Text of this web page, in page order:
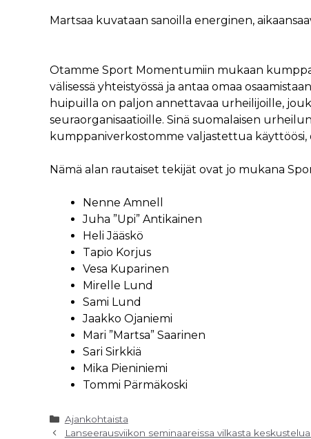
Martsaa kuvataan sanoilla energinen,
Otamme Sport Momentumiin mukaan
välisessä yhteistyössä ja antaa omaa
huipuilla on paljon annettavaa urheilijoille,
seuraorganisaatioille. Sinä suomalaisen
kumppaniverkostomme valjastettua
Nämä alan rautaiset tekijät ovat jo mukana
Nenne Amnell
Juha ”Upi” Antikainen
Heli Jääskö
Tapio Korjus
Vesa Kuparinen
Mirelle Lund
Sami Lund
Jaakko Ojaniemi
Mari ”Martsa” Saarinen
Sari Sirkkiä
Mika Pieniniemi
Tommi Pärmäkoski
Kategoriat
Ajankohtaista
Lanseerausviikon seminaareissa vilkasta